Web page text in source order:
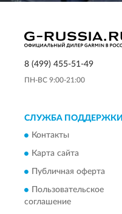
8 (499) 455-51-49
ПН-ВС 9:00-21:00
СЛУЖБА ПОДДЕРЖКИ
Контакты
Карта сайта
Публичная оферта
Пользовательское
соглашение